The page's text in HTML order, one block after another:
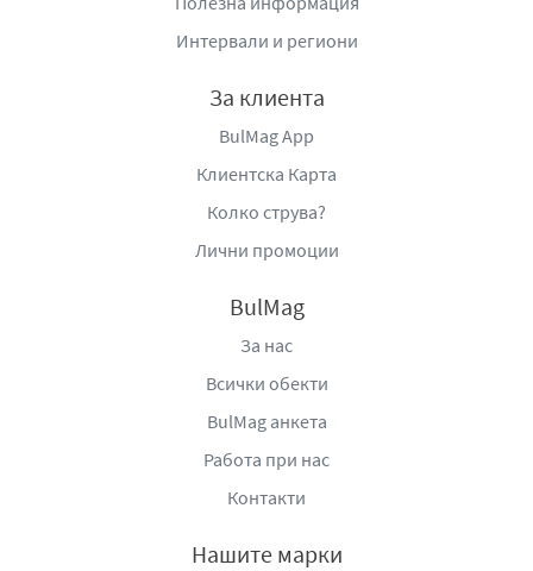
Интервали и региони
За клиента
BulMag App
Клиентска Карта
Колко струва?
Лични промоции
BulMag
За нас
Всички обекти
BulMag анкета
Работа при нас
Контакти
Нашите марки